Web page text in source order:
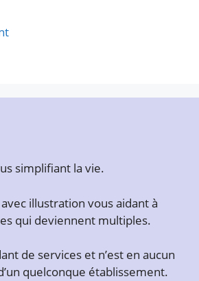
simplifiant la vie.
illustration vous aidant à
qui deviennent multiples.
de services et n’est en aucun
quelconque établissement.